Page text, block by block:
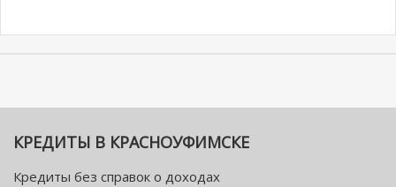
КРЕДИТЫ В КРАСНОУФИМСКЕ
Кредиты без справок о доходах